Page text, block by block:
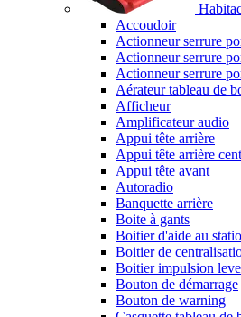
Accoudoir
Actionneur serrure
Actionneur serrure
Actionneur serrure
Aérateur tableau de
Afficheur
Amplificateur audio
Appui tête arrière
Appui tête arrière
Appui tête avant
Autoradio
Banquette arrière
Boite à gants
Boitier d'aide au
Boitier de
Boitier impulsion
Bouton de démarrage
Bouton de warning